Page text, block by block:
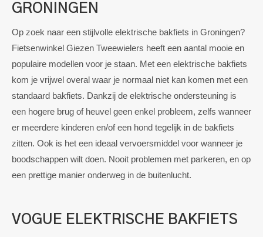
GRONINGEN
Op zoek naar een stijlvolle elektrische bakfiets in Groningen?
Fietsenwinkel Giezen Tweewielers heeft een aantal mooie en
populaire modellen voor je staan. Met een elektrische bakfiets
kom je vrijwel overal waar je normaal niet kan komen met een
standaard bakfiets. Dankzij de elektrische ondersteuning is
een hogere brug of heuvel geen enkel probleem, zelfs wanneer
er meerdere kinderen en/of een hond tegelijk in de bakfiets
zitten. Ook is het een ideaal vervoersmiddel voor wanneer je
boodschappen wilt doen. Nooit problemen met parkeren, en op
een prettige manier onderweg in de buitenlucht.
VOGUE ELEKTRISCHE BAKFIETS